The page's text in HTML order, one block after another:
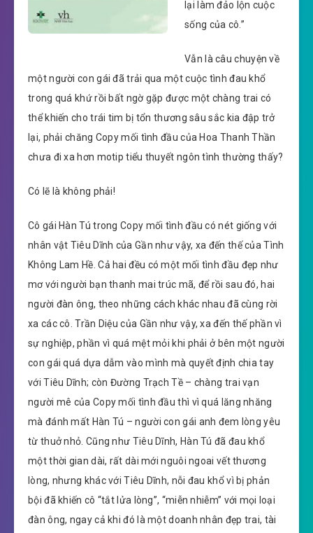
lại làm đảo lộn cuộc
sống của cô.”
Vẫn là câu chuyện về
một người con gái đã trải qua một cuộc tình đau khổ
trong quá khứ rồi bất ngờ gặp được một chàng trai có
thể khiến cho trái tim bị tổn thương sâu sắc kia đập trở
lại, phải chăng Copy mối tình đầu của Hoa Thanh Thần
chưa đi xa hơn motip tiểu thuyết ngôn tình thường thấy?
Có lẽ là không phải!
Cô gái Hàn Tú trong Copy mối tình đầu có nét giống với
nhân vật Tiêu Dĩnh của Gần như vậy, xa đến thế của Tình
Không Lam Hề. Cả hai đều có một mối tình đầu đẹp như
mơ với người bạn thanh mai trúc mã, để rồi sau đó, hai
người đàn ông, theo những cách khác nhau đã cùng rời
xa các cô. Trần Diệu của Gần như vậy, xa đến thế phần vì
sự nghiệp, phần vì quá mệt mỏi khi phải ở bên một người
con gái quá dựa dẫm vào mình mà quyết định chia tay
với Tiêu Dĩnh; còn Đường Trạch Tề – chàng trai vạn
người mê của Copy mối tình đầu thì vì quá lăng nhăng
mà đánh mất Hàn Tú – người con gái anh đem lòng yêu
từ thuở nhỏ. Cũng như Tiêu Dĩnh, Hàn Tú đã đau khổ
một thời gian dài, rất dài mới nguôi ngoai vết thương
lòng, nhưng khác với Tiêu Dĩnh, nỗi đau khổ vì bị phản
bội đã khiến cô “tắt lửa lòng”, “miễn nhiễm” với mọi loại
đàn ông, ngay cả khi đó là một doanh nhân đẹp trai, tài